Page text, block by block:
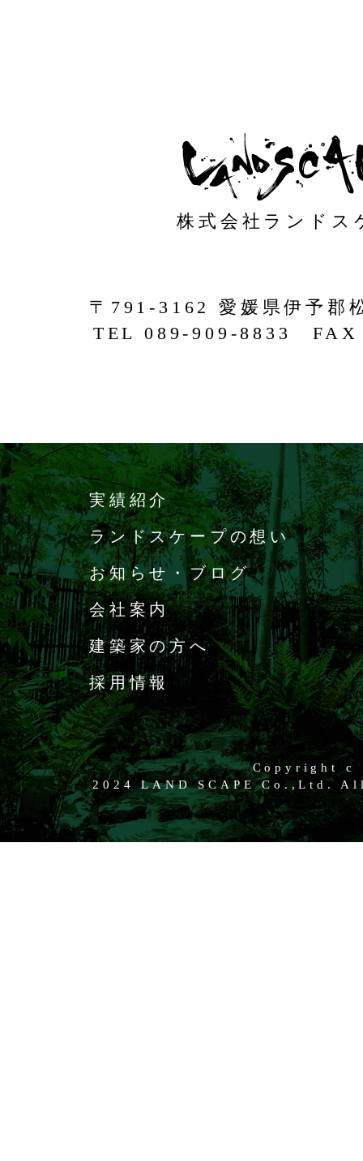
〒791-3162 愛媛県伊予郡
TEL 089-909-8833 FAX
株式会社ランドス
実績紹介
ランドスケープの想い
お知らせ・ブログ
会社案内
建築家の方へ
採用情報
Copyright c
2024 LAND SCAPE Co.,Ltd.